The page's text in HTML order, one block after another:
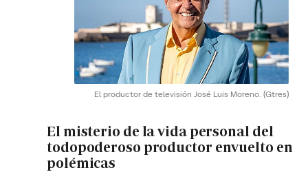
El productor de televisión José Luis Moreno. (Gtres)
El misterio de la vida personal del
todopoderoso productor envuelto en
polémicas